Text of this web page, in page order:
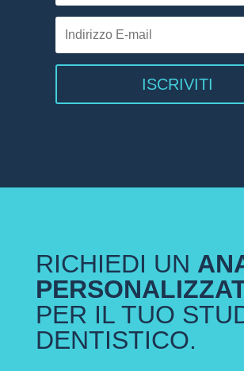
ISCRIVITI
RICHIEDI UN
PER IL TUO
DENTISTICO.